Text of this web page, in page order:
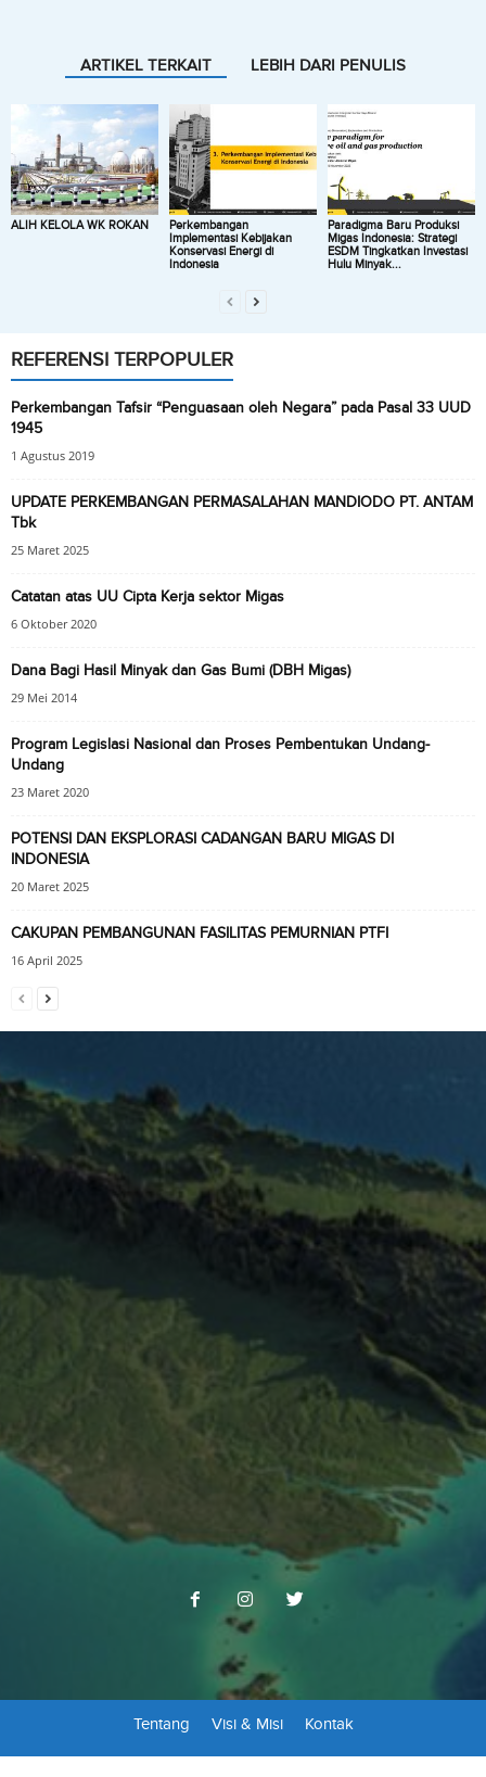
ARTIKEL TERKAIT LEBIH DARI PENULIS
ALIH KELOLA WK ROKAN
Perkembangan
Implementasi Kebijakan
Konservasi Energi di
Indonesia
Paradigma Baru Produksi
Migas Indonesia: Strategi
ESDM Tingkatkan Investasi
Hulu Minyak...
REFERENSI TERPOPULER
Perkembangan Tafsir “Penguasaan oleh Negara” pada Pasal 33 UUD
1945
1 Agustus 2019
UPDATE PERKEMBANGAN PERMASALAHAN MANDIODO PT. ANTAM
Tbk
25 Maret 2025
Catatan atas UU Cipta Kerja sektor Migas
6 Oktober 2020
Dana Bagi Hasil Minyak dan Gas Bumi (DBH Migas)
29 Mei 2014
Program Legislasi Nasional dan Proses Pembentukan Undang-
Undang
23 Maret 2020
POTENSI DAN EKSPLORASI CADANGAN BARU MIGAS DI
INDONESIA
20 Maret 2025
CAKUPAN PEMBANGUNAN FASILITAS PEMURNIAN PTFI
16 April 2025
Tentang Visi & Misi Kontak